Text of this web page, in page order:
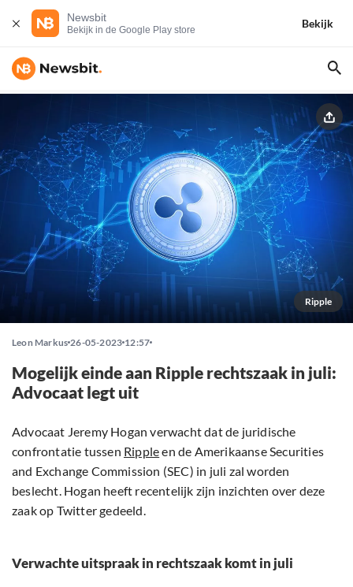
Newsbit
Bekijk in de Google Play store
Bekijk
Ripple
Leon Markus 26-05-2023 12:57
Mogelijk einde aan Ripple rechtszaak in juli:
Advocaat legt uit
Advocaat Jeremy Hogan verwacht dat de juridische
confrontatie tussen Rippleen de Amerikaanse Securities
and Exchange Commission (SEC) in juli zal worden
beslecht. Hogan heeft recentelijk zijn inzichten over deze
zaak op Twitter gedeeld.
Verwachte uitspraak in rechtszaak komt in juli